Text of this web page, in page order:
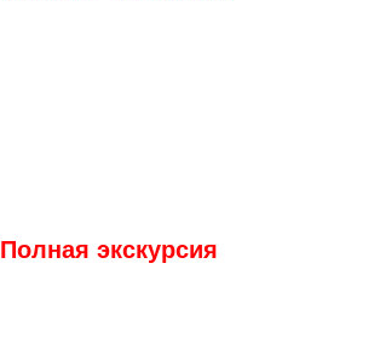
Полная экскурсия